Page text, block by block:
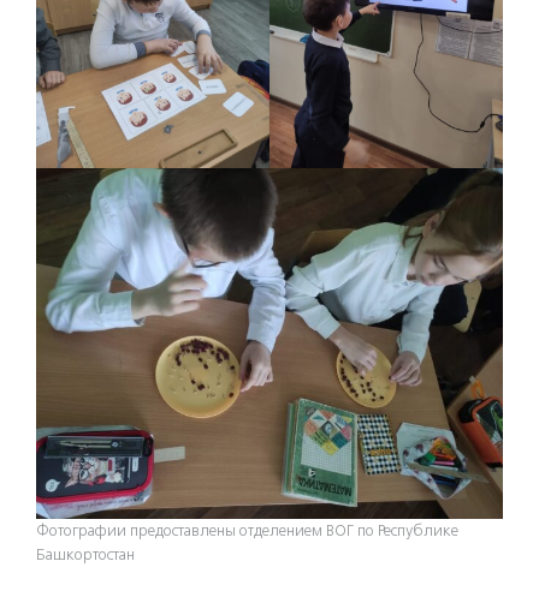
Фотографии предоставлены отделением ВОГ по Республике
Башкортостан